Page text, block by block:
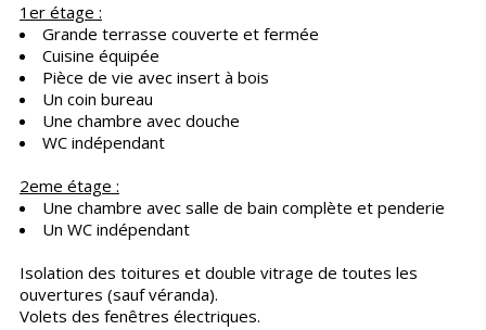
1er étage :
Grande terrasse couverte et fermée
Cuisine équipée
Pièce de vie avec insert à bois
Un coin bureau
Une chambre avec douche
WC indépendant
2eme étage :
Une chambre avec salle de bain complète et penderie
Un WC indépendant
Isolation des toitures et double vitrage de toutes les
ouvertures (sauf véranda).
Volets des fenêtres électriques.